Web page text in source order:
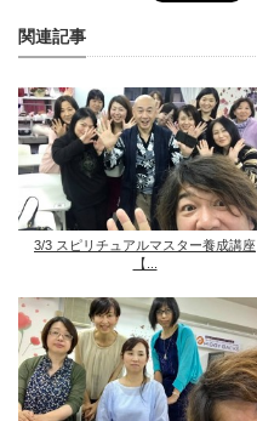
関連記事
3/3 スピリチュアルマスター養成講座
【...